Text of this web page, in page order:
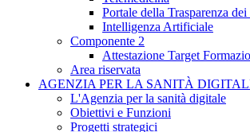
Portale della Trasparenza
Intelligenza Artificiale
Componente 2
Attestazione Target
Area riservata
AGENZIA PER LA SANITÀ
L'Agenzia per la sanità digitale
Obiettivi e Funzioni
Progetti strategici